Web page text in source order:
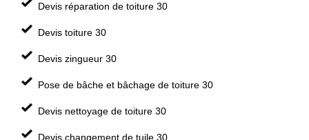
Devis réparation de toiture 30
Devis toiture 30
Devis zingueur 30
Pose de bâche et bâchage de toiture 30
Devis nettoyage de toiture 30
Devis changement de tuile 30